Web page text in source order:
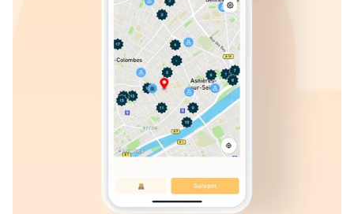
Pourquoi choisir une
application pour IDEL
plutôt qu’un logiciel
classique ?
application mobile pour IDELoffre une flexibilité
que les logiciels installés sur ordinateur ne fournissent
pas toujours. Elle permet de consulter et mettre à jour
ses données depuis un smartphone ou une tablette, que